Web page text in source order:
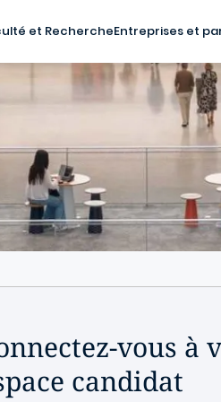
et RechercheEntreprises et
vous à
candidat